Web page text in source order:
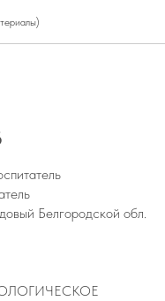
Белгородской обл.